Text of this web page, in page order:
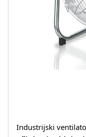
Industrijski